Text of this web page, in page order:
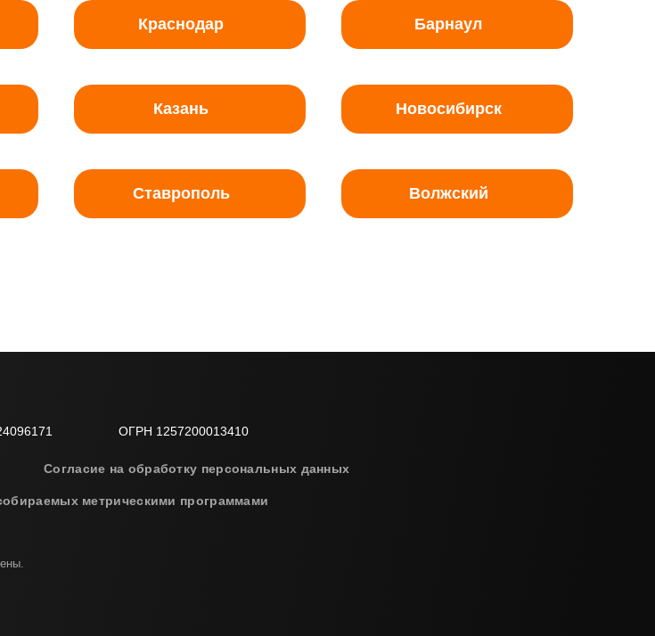
Волжский
Ставрополь
Новосибирск
Казань
Барнаул
Краснодар
Согласие на обработку персональных данных
метрическими программами
ОГРН 1257200013410